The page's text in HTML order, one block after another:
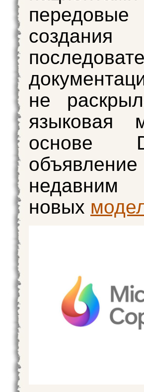
не
языковая
основе
недавним
новых